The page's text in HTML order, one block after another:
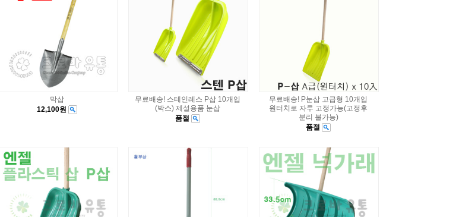
막삽
12,100원
무료배송! 스테인레스 P삽 10개입
(박스) 제설용품 눈삽
품절
무료배송! P눈삽 고급형 10개입
원터치로 자루 고정가능(고정후
분리 불가능)
품절